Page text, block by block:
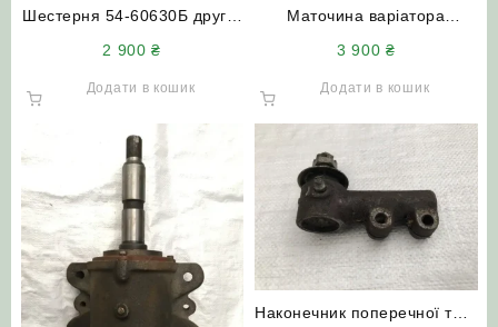
Шестерня 54-60630Б другої
2 900₴
Додати в кошик
Маточина варіатора
3 900₴
Додати в кошик
Наконечник поперечної тяги